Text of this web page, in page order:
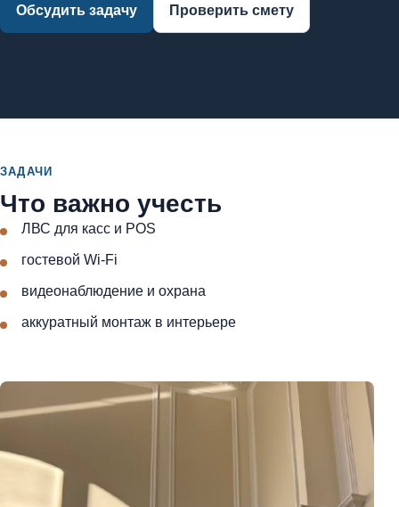
Обсудить задачу Проверить смету
ЗАДАЧИ
Что важно учесть
ЛВС для касс и POS
гостевой Wi-Fi
видеонаблюдение и охрана
аккуратный монтаж в интерьере